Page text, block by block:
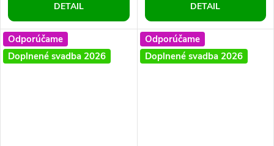
DETAIL DETAIL
Odporúčame
Doplnené svadba 2026
Odporúčame
Doplnené svadba 2026